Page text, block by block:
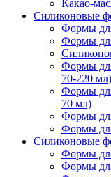
Какао-
Силиконовые
Формы
Формы
Формы
70-220 мл)
Формы
70 мл)
Формы
Формы
Силиконовые
Формы
Формы